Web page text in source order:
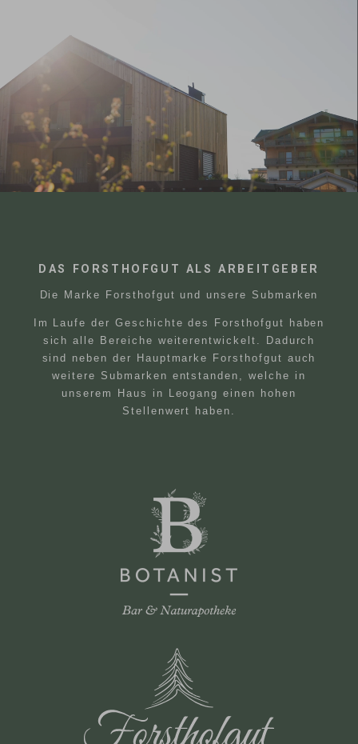
DAS FORSTHOFGUT ALS ARBEITGEBER
Die Marke Forsthofgut und unsere Submarken
Im Laufe der Geschichte des Forsthofgut haben
sich alle Bereiche weiterentwickelt. Dadurch
sind neben der Hauptmarke Forsthofgut auch
weitere Submarken entstanden, welche in
unserem Haus in Leogang einen hohen
Stellenwert haben.